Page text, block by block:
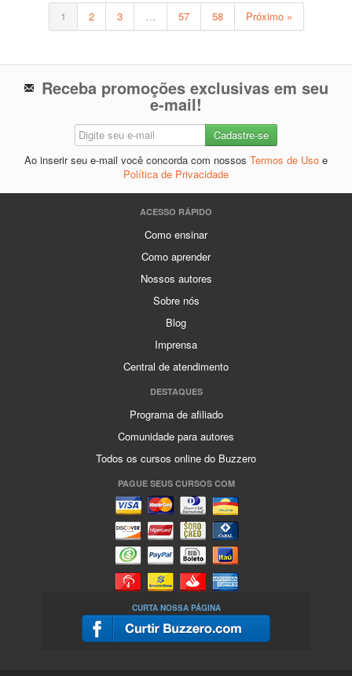
1 2 3 … 57 58 Próximo »
Receba promoções exclusivas em seu
e-mail!
Ao inserir seu e-mail você concorda com nossos Termos de Uso e
Política de Privacidade
ACESSO RÁPIDO
Como ensinar
Como aprender
Nossos autores
Sobre nós
Blog
Imprensa
Central de atendimento
DESTAQUES
Programa de afiliado
Comunidade para autores
Todos os cursos online do Buzzero
PAGUE SEUS CURSOS COM
CURTA NOSSA PÁGINA